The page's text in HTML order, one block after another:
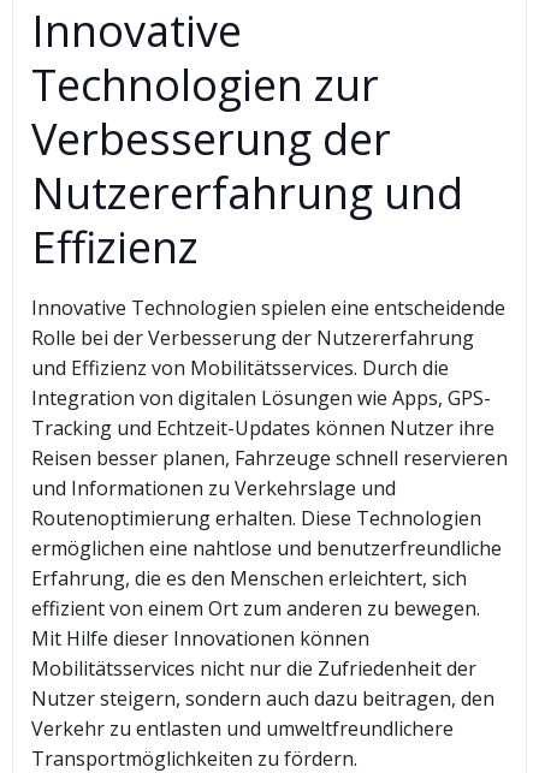
Innovative
Technologien zur
Verbesserung der
Nutzererfahrung und
Effizienz
Innovative Technologien spielen eine entscheidende
Rolle bei der Verbesserung der Nutzererfahrung
und Effizienz von Mobilitätsservices. Durch die
Integration von digitalen Lösungen wie Apps, GPS-
Tracking und Echtzeit-Updates können Nutzer ihre
Reisen besser planen, Fahrzeuge schnell reservieren
und Informationen zu Verkehrslage und
Routenoptimierung erhalten. Diese Technologien
ermöglichen eine nahtlose und benutzerfreundliche
Erfahrung, die es den Menschen erleichtert, sich
effizient von einem Ort zum anderen zu bewegen.
Mit Hilfe dieser Innovationen können
Mobilitätsservices nicht nur die Zufriedenheit der
Nutzer steigern, sondern auch dazu beitragen, den
Verkehr zu entlasten und umweltfreundlichere
Transportmöglichkeiten zu fördern.